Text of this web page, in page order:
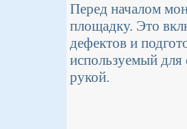
Перед началом
площадку. Это
дефектов и
используемый для
рукой.